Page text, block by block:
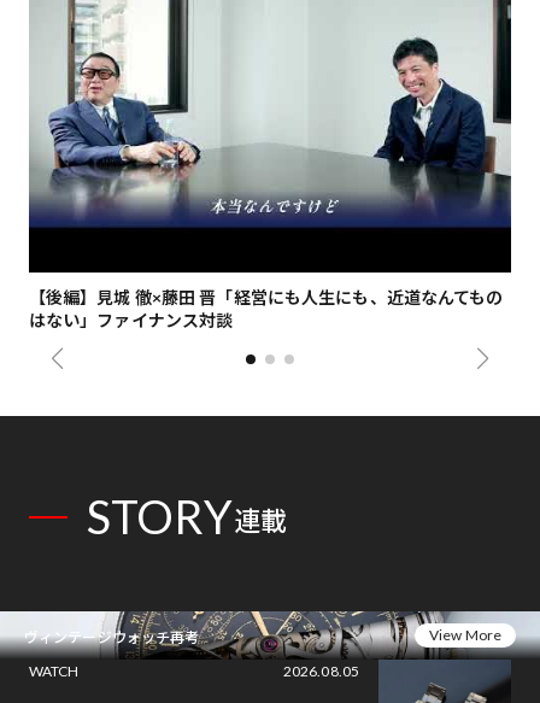
【後編】見城 徹×藤田 晋「経営にも人生にも、近道なんてもの
はない」ファイナンス対談
STORY連載
ヴィンテージウォッチ再考
View More
WATCH
2026.08.05